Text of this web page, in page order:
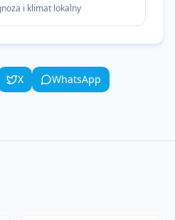
i klimat lokalny
X
WhatsApp